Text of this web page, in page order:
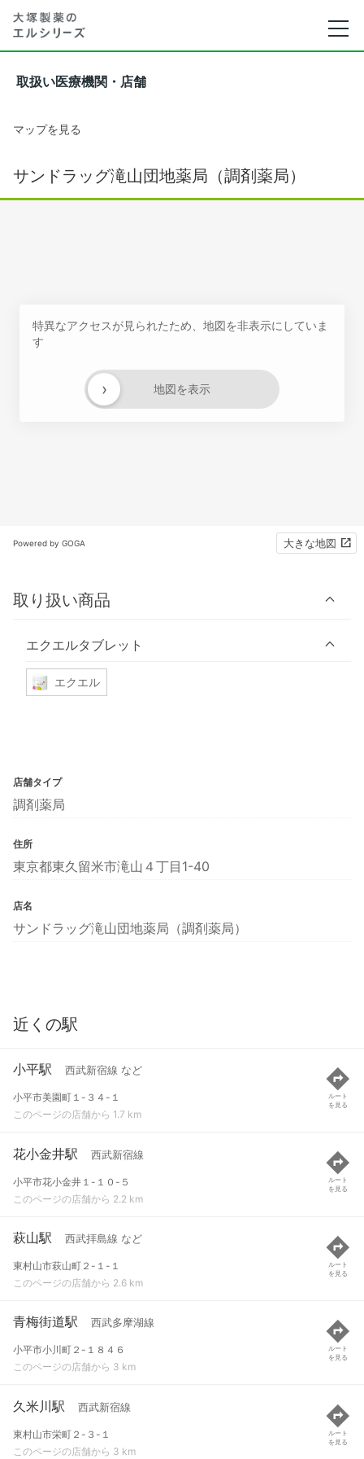
取扱い医療機関・店舗
マップを見る
サンドラッグ滝山団地薬局（調剤薬局）
特異なアクセスが見られたため、地図を非表示にしていま
す
地図を表示
›
Powered by GOGA 大きな地図
取り扱い商品
エクエルタブレット
エクエル
店舗タイプ
調剤薬局
住所
東京都東久留米市滝山４丁目1-40
店名
サンドラッグ滝山団地薬局（調剤薬局）
近くの駅
小平駅 西武新宿線 など
小平市美園町１-３４-１
このページの店舗から 1.7 km
ルート
を見る
花小金井駅 西武新宿線
小平市花小金井１-１０-５
このページの店舗から 2.2 km
ルート
を見る
萩山駅 西武拝島線 など
東村山市萩山町２-１-１
このページの店舗から 2.6 km
ルート
を見る
青梅街道駅 西武多摩湖線
小平市小川町２-１８４６
このページの店舗から 3 km
ルート
を見る
久米川駅 西武新宿線
東村山市栄町２-３-１
このページの店舗から 3 km
ルート
を見る